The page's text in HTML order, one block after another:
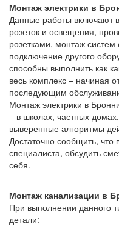
Монтаж электрики в
Данные работы включают
розеток и освещения,
розетками, монтаж
подключение другого
способны выполнить как
весь комплекс – начиная
последующим
Монтаж электрики в
– в школах, частных
выверенные алгоритмы
Достаточно сообщить, что
специалиста, обсудить
себя.
Монтаж канализации в
При выполнении данного
детали: